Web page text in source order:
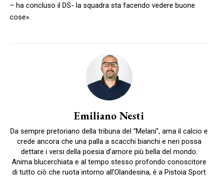
– ha concluso il DS- la squadra sta facendo vedere buone
cose».
Emiliano Nesti
Da sempre pretoriano della tribuna del “Melani”, ama il calcio e
crede ancora che una palla a scacchi bianchi e neri possa
dettare i versi della poesia d’amore più bella del mondo.
Anima blucerchiata e al tempo stesso profondo conoscitore
di tutto ciò che ruota intorno all’Olandesina, è a Pistoia Sport